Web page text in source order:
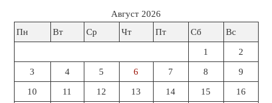
Август 2026
Пн
Вт Ср Чт Пт Сб Вс
1 2
3 4 5 6 7 8 9
10 11 12 13 14 15 16